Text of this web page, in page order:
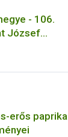
- 106.
József
erős paprika